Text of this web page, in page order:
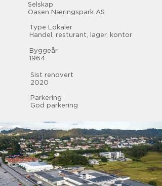
Selskap
Oasen Næringspark AS
Type Lokaler
Handel, resturant, lager, kontor
Byggeår
1964
Sist renovert
2020
Parkering
God parkering